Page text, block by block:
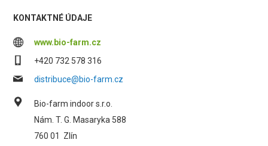
KONTAKTNÉ ÚDAJE
www.bio-farm.cz
+420 732 578 316
distribuce@bio-farm.cz
Bio-farm indoor s.r.o.
Nám. T. G. Masaryka 588
760 01
Zlín